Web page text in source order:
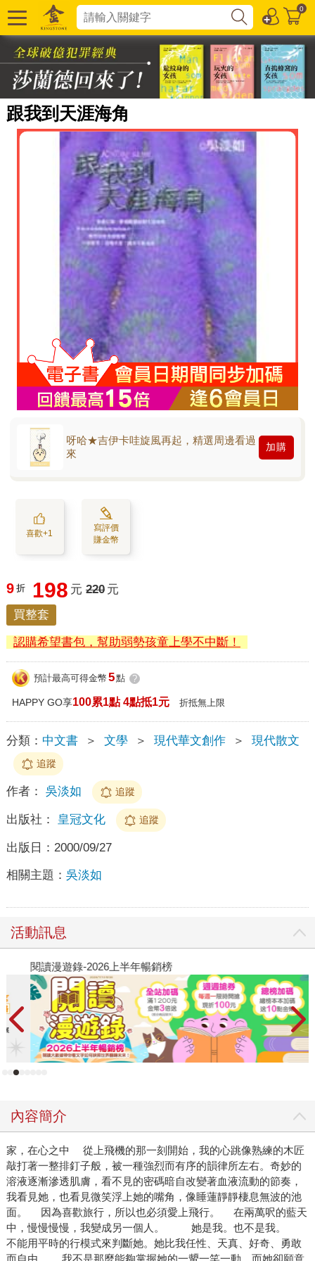
0
跟我到天涯海角
呀哈★吉伊卡哇旋風再起，精選周邊看過
來
加購
喜歡+1
寫評價
賺金幣
9 折 198 元 220 元
買整套
認購希望書包，幫助弱勢孩童上學不中斷！
預計最高可得金幣 5點 ?
HAPPY GO享100累1點 4點抵1元 折抵無上限
分類： 中文書 ＞ 文學 ＞ 現代華文創作 ＞ 現代散文
追蹤
作者： 吳淡如 追蹤
出版社： 皇冠文化 追蹤
出版日： 2000/09/27
相關主題： 吳淡如
活動訊息
閱讀漫遊錄-2026上半年暢銷榜
內容簡介
家，在心之中 從上飛機的那一刻開始，我的心跳像熟練的木匠
敲打著一整排釘子般，被一種強烈而有序的韻律所左右。奇妙的
溶液逐漸滲透肌膚，看不見的密碼暗自改變著血液流動的節奏，
我看見她，也看見微笑浮上她的嘴角，像睡蓮靜靜棲息無波的池
面。 因為喜歡旅行，所以也必須愛上飛行。 在兩萬呎的藍天
中，慢慢慢慢，我變成另一個人。 她是我。也不是我。
不能用平時的行模式來判斷她。她比我任性、天真、好奇、勇敢
而自由。 我不是那麼能夠掌握她的一顰一笑一動。而她卻願意